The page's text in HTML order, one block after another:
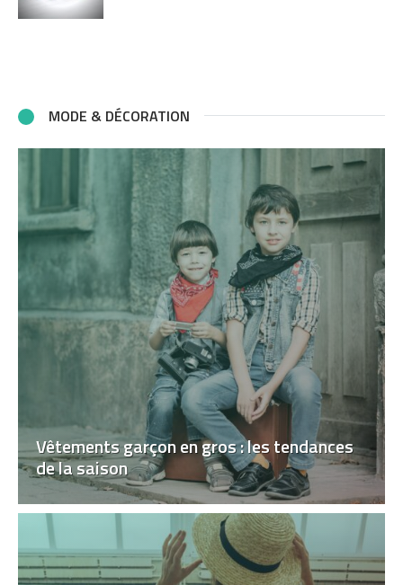
MODE & DÉCORATION
Vêtements garçon en gros : les tendances
de la saison